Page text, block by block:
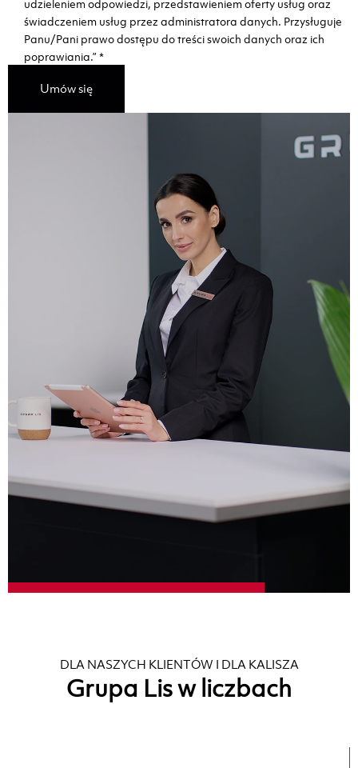
udzieleniem odpowiedzi, przedstawieniem oferty usług oraz
świadczeniem usług przez administratora danych. Przysługuje
Panu/Pani prawo dostępu do treści swoich danych oraz ich
poprawiania.” *
Umów się
DLA NASZYCH KLIENTÓW I DLA KALISZA
Grupa Lis w liczbach